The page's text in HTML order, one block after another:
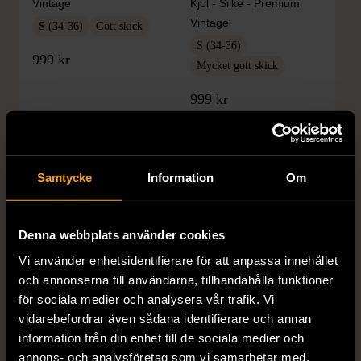
Samtycke Information Om
Denna webbplats använder cookies
Vi använder enhetsidentifierare för att anpassa innehållet
och annonserna till användarna, tillhandahålla funktioner
för sociala medier och analysera vår trafik. Vi
vidarebefordrar även sådana identifierare och annan
information från din enhet till de sociala medier och
annons- och analysföretag som vi samarbetar med.
Vintage
S (34-36) Gott skick
999 kr
Kjol - Silke - Premium
Vintage
S (34-36)
Mycket gott skick
999 kr
1/5
DOBBER
Dobber - Beige byxor
med resårmidja
1/5
KUMKUM
KumKum Ring i
sterlingsilver med svarta